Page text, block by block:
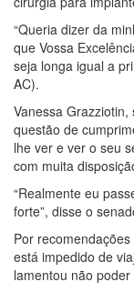
“Queria dizer da
que Vossa
seja longa igual a
AC).
Vanessa
questão de
lhe ver e ver o seu
com muita
“Realmente eu
forte”, disse o
Por
está impedido de
lamentou não